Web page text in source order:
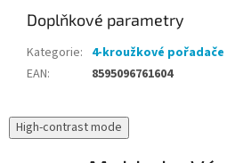
Doplňkové parametry
Kategorie: 4-kroužkové pořadače
EAN: 8595096761604
High-contrast mode